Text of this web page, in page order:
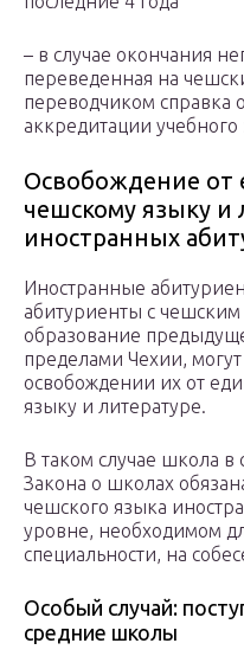
– в случае окончания
переведенная на
переводчиком справка
аккредитации учебного
Освобождение от
чешскому языку и
иностранных
Иностранные
абитуриенты с
образование
пределами Чехии,
освобождении их от
языку и литературе.
В таком случае школа в
Закона о школах
чешского языка
уровне, необходимом
специальности, на
Особый случай:
средние школы